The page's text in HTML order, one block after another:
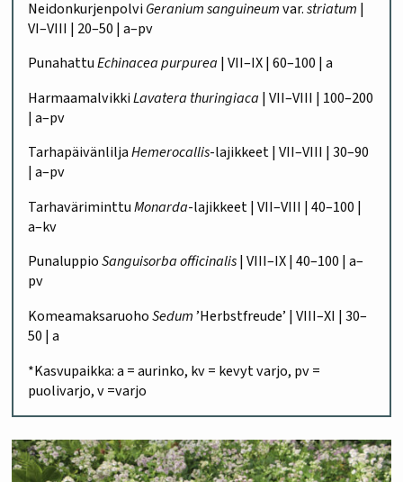
Neidonkurjenpolvi Geranium sanguineumvar.striatum |
VI–VIII | 20–50 | a–pv
PunahattuEchinacea purpurea | VII–IX | 60–100 | a
HarmaamalvikkiLavatera thuringiaca | VII–VIII | 100–200
| a–pv
TarhapäivänliljaHemerocallis-lajikkeet | VII–VIII | 30–90
| a–pv
TarhaväriminttuMonarda-lajikkeet | VII–VIII | 40–100 |
a–kv
PunaluppioSanguisorba officinalis| VIII–IX | 40–100 | a–
pv
KomeamaksaruohoSedum’Herbstfreude’ | VIII–XI | 30–
50 | a
*Kasvupaikka: a = aurinko, kv = kevyt varjo, pv =
puolivarjo, v =varjo